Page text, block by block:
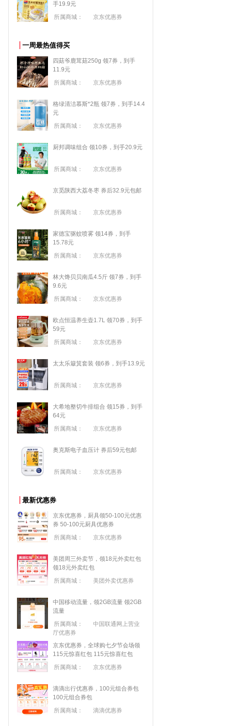
手19.9元
所属商城：
京东优惠券
一周最热值得买
四菇爷鹿茸菇250g 领7券，到手
11.9元
所属商城：
京东优惠券
格绿清洁慕斯*2瓶 领7券，到手14.4
元
所属商城：
京东优惠券
厨邦调味组合 领10券，到手20.9元
所属商城： 京东优惠券
京觅陕西大荔冬枣 券后32.9元包邮
所属商城： 京东优惠券
家德宝驱蚊喷雾 领14券，到手
15.78元
所属商城：
京东优惠券
林大馋贝贝南瓜4.5斤 领7券，到手
9.6元
所属商城：
京东优惠券
欧点恒温养生壶1.7L 领70券，到手
59元
所属商城：
京东优惠券
太太乐簸箕套装 领6券，到手13.9元
所属商城： 京东优惠券
大希地整切牛排组合 领15券，到手
64元
所属商城：
京东优惠券
奥克斯电子血压计 券后59元包邮
所属商城： 京东优惠券
最新优惠券
京东优惠券，厨具领50-100元优惠
券 50-100元厨具优惠券
所属商城：
京东优惠券
美团周三外卖节，领18元外卖红包
领18元外卖红包
所属商城：
美团外卖优惠券
中国移动流量，领2GB流量 领2GB
流量
所属商城：
中国联通网上营业
厅优惠券
京东优惠券，全球购七夕节会场领
115元惊喜红包 115元惊喜红包
所属商城：
京东优惠券
滴滴出行优惠券，100元组合券包
100元组合券包
所属商城：
滴滴优惠券